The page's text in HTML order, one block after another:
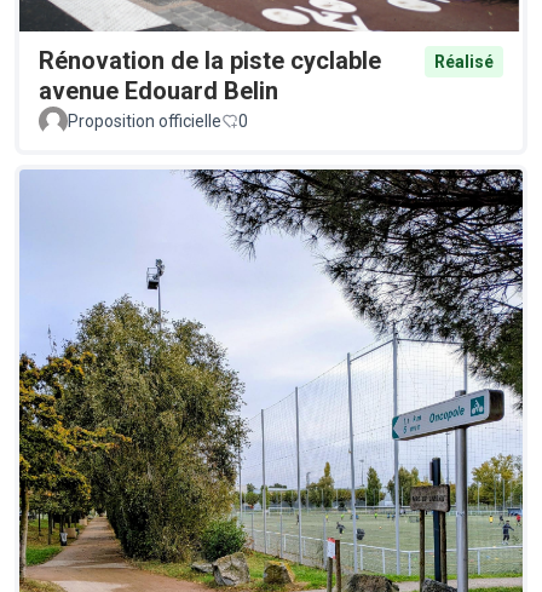
Rénovation de la piste cyclable
avenue Edouard Belin
Réalisé
Proposition officielle 0